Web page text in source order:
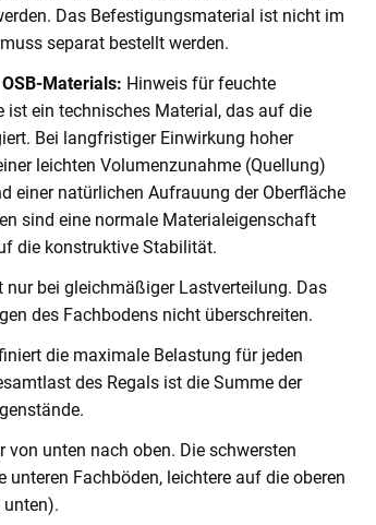
Das Befestigungsmaterial ist nicht im
separat bestellt werden.
Materials: Hinweis für feuchte
ist ein technisches Material, das auf die
Bei langfristiger Einwirkung hoher
leichten Volumenzunahme (Quellung)
einer natürlichen Aufrauung der Oberfläche
sind eine normale Materialeigenschaft
die konstruktive Stabilität.
nur bei gleichmäßiger Lastverteilung. Das
des Fachbodens nicht überschreiten.
die maximale Belastung für jeden
des Regals ist die Summe der
von unten nach oben. Die schwersten
unteren Fachböden, leichtere auf die oberen
unten).